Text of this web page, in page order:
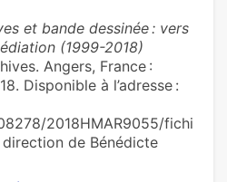
et bande dessinée : vers
(1999-2018)
Angers, France :
Disponible à l’adresse :
2018HMAR9055/fichi
de Bénédicte